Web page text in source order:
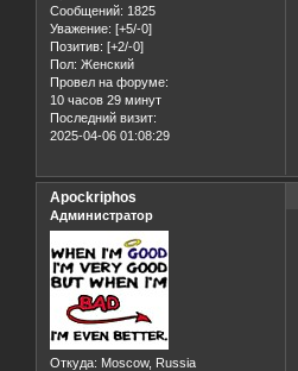
Сообщений: 1825
Уважение: [+5/-0]
Позитив: [+2/-0]
Пол: Женский
Провел на форуме:
10 часов 29 минут
Последний визит:
2025-04-06 01:08:29
Apockriphos
Администратор
Откуда: Moscow, Russia